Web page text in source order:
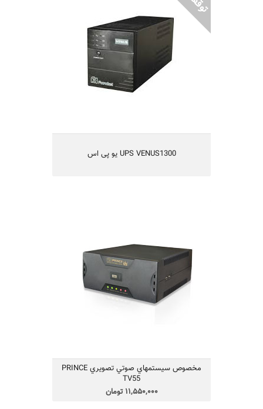
UPS VENUS1300 یو پی اس
مناسب کامپیوترهای شخصی و تجهیزات جانبی
مناسب تجهیزات کوچک اکتیو شبکه
حجم و وزن پایین بهمراه 2 باتری‌ سیلد داخلی
مناسب سیستم های صوتی و تصویری منازل،
سیستم اطفاء حریق، نظارت تصویری کوچک و....
مخصوص سيستمهاي صوتي تصويري PRINCE
TV55
11,550,000 تومان
استابیلایزر تلویزیون LED/LCD تا سایز55 اینچ
مجهز به فیلتر برای کاهش نویز و اسپایک برق
قابلیت تقویت و تثبیت ولتاژ برق شهر
حفاظت در برابر نوسان شدید برق و صاعقه